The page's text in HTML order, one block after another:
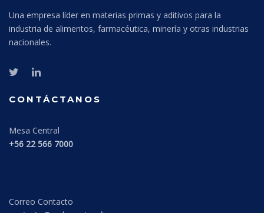
Una empresa líder en materias primas y aditivos para la
industria de alimentos, farmacéutica, minería y otras industrias
nacionales.
CONTÁCTANOS
Mesa Central
+56 22 566 7000
Correo Contacto